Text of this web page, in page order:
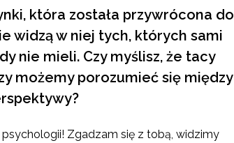
która została przywrócona do
widzą w niej tych, których sami
nie mieli. Czy myślisz, że tacy
możemy porozumieć się między
Zgadzam się z tobą, widzimy